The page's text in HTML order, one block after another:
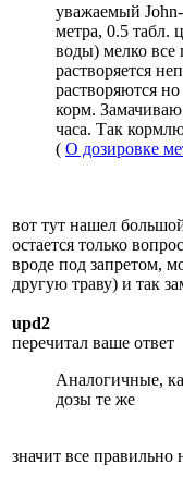
уважаемый
метра, 0.5 табл.
воды) мелко все
растворяется
растворяются
корм.
часа. Так
( О дозировке
вот тут нашел
остается только
вроде под запретом,
другую траву) и так
upd2
перечитал ваше ответ
Аналогичные,
дозы те же
значит все правильно